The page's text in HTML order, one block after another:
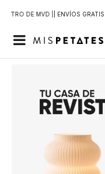
DE MVD | | ENVÍOS GRATIS
